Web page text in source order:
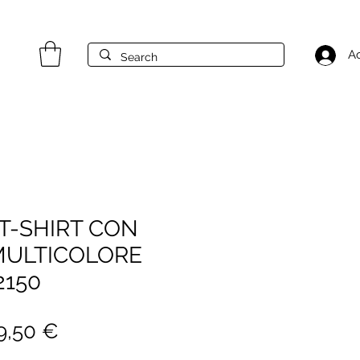
SHIRT CON
€